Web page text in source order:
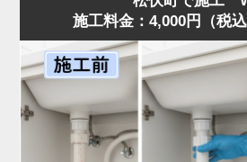
店舗では油の使用量が多いため、排
なることがあります。状況に合わせ
を連続作業で行い、油脂層を完全除
常化し、「明朗会計で助かった」と
た。桝のあふれは営業停止につなが
があれば早めに水道の達人へご相談
施工料金：4,000円（税